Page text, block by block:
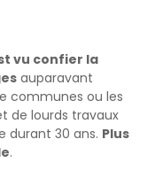
vu confier la
auparavant
communes ou les
de lourds travaux
durant 30 ans. Plus
.